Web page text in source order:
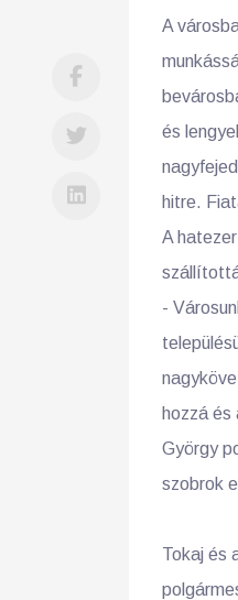
A
és
hitre.
A
-
hozzá
György
szobrok
Tokaj és